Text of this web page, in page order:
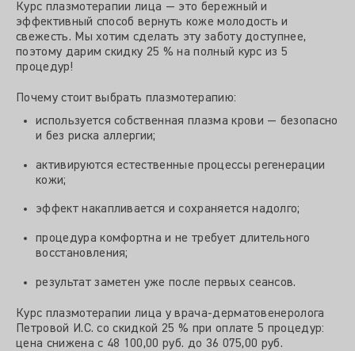
Курс плазмотерапии лица — это бережный и
эффективный способ вернуть коже молодость и
свежесть. Мы хотим сделать эту заботу доступнее,
поэтому дарим скидку 25 % на полный курс из 5
процедур!
Почему стоит выбрать плазмотерапию:
используется собственная плазма крови — безопасно
и без риска аллергии;
активируются естественные процессы регенерации
кожи;
эффект накапливается и сохраняется надолго;
процедура комфортна и не требует длительного
восстановления;
результат заметен уже после первых сеансов.
Курс плазмотерапии лица у врача-дерматовенеролога
Петровой И.С. со скидкой 25 % при оплате 5 процедур:
цена снижена с 48 100,00 руб. до 36 075,00 руб.